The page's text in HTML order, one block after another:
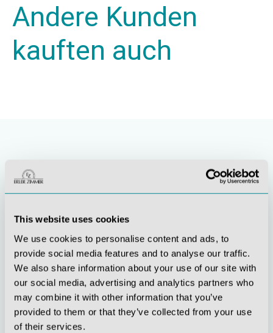
This website uses cookies
We use cookies to personalise content and ads, to
provide social media features and to analyse our traffic.
We also share information about your use of our site with
our social media, advertising and analytics partners who
may combine it with other information that you’ve
provided to them or that they’ve collected from your use
of their services.
Andere Kunden
kauften auch
Stetige
Innovationskraft
Soziale
Verantwortung